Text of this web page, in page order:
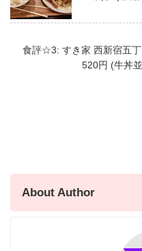
食評☆3: すき家 西新宿五
520円 (牛丼
About Author